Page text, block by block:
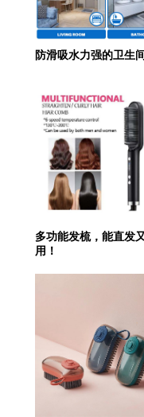
防滑吸水力强的卫生
多功能发梳，能直发
用！